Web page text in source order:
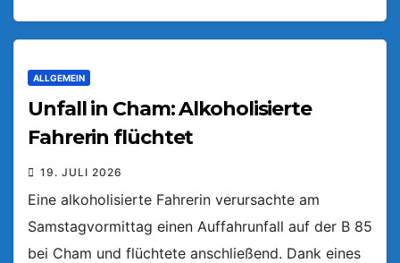
ALLGEMEIN
Unfall in Cham: Alkoholisierte
Fahrerin flüchtet
19. JULI 2026
Eine alkoholisierte Fahrerin verursachte am
Samstagvormittag einen Auffahrunfall auf der B 85
bei Cham und flüchtete anschließend. Dank eines